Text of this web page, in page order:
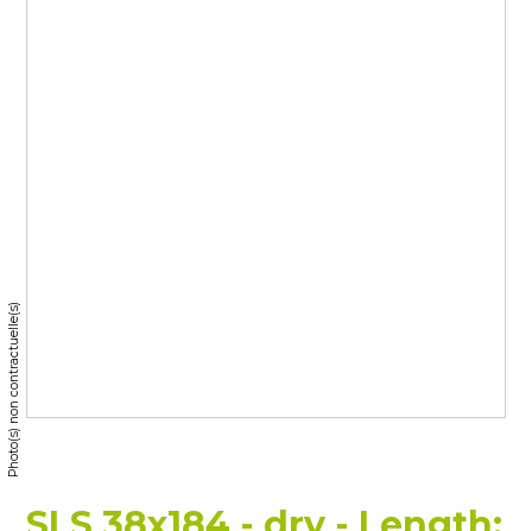
Photo(s) non contractuelle(s)